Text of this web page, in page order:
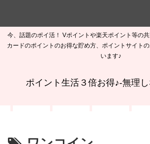
今、話題のポイ活！ Vポイントや楽天ポイント等の
カードのポイントのお得な貯め方、ポイントサイト
います♪
ポイント生活３倍お得♪-無理